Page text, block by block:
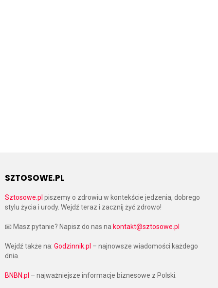
SZTOSOWE.PL
Sztosowe.pl piszemy o zdrowiu w kontekście jedzenia, dobrego
stylu życia i urody. Wejdź teraz i zacznij żyć zdrowo!
📧 Masz pytanie? Napisz do nas na kontakt@sztosowe.pl
Wejdź także na: Godzinnik.pl – najnowsze wiadomości każdego
dnia.
BNBN.pl – najważniejsze informacje biznesowe z Polski.